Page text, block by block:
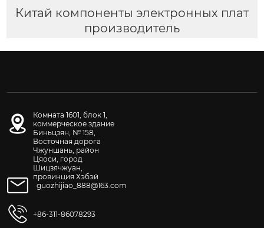
Китай компоненты электронных плат
производитель
Комната 1601, блок 1,
коммерческое здание
Биньцзян, № 158,
Восточная дорога
Чжуншань, район
Цяоси, город
Шицзячжуан,
провинция Хэбэй
guozhijiao_888@163.com
+86-311-86078293